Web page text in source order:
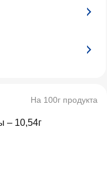
На 100г продукта
– 10,54г